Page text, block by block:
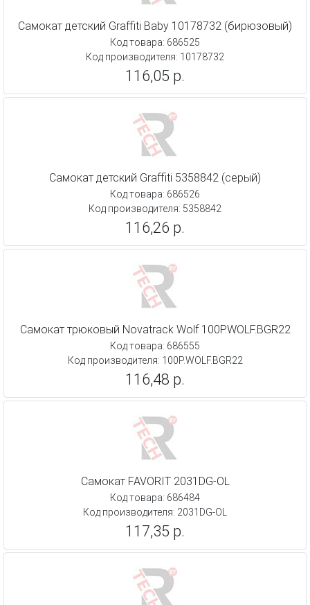
Самокат детский Graffiti Baby 10178732 (бирюзовый)
Код товара: 686525
Код производителя: 10178732
116,05 р.
Самокат детский Graffiti 5358842 (серый)
Код товара: 686526
Код производителя: 5358842
116,26 р.
Самокат трюковый Novatrack Wolf 100P.WOLF.BGR22
Код товара: 686555
Код производителя: 100P.WOLF.BGR22
116,48 р.
Самокат FAVORIT 2031DG-OL
Код товара: 686484
Код производителя: 2031DG-OL
117,35 р.